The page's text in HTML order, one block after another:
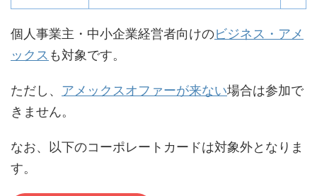
個人事業主・中小企業経営者向けのビジネス・アメ
ックス も対象です。
ただし、 アメックスオファーが来ない場合は参加で
きません。
なお、以下のコーポレートカードは対象外となりま
す。